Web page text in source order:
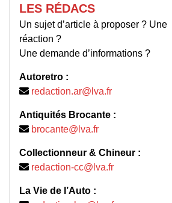
LES RÉDACS
Un sujet d’article à proposer ? Une
réaction ?
Une demande d’informations ?
Autoretro :
redaction.ar@lva.fr
Antiquités Brocante :
brocante@lva.fr
Collectionneur & Chineur :
redaction-cc@lva.fr
La Vie de l’Auto :